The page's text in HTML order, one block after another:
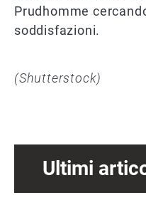
Prudhomme
soddisfazioni.
(Shutterstock)
Ultimi